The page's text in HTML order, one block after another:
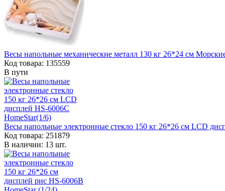
Весы напольные механические металл 130 кг 26*24 см
Код товара: 135559
В пути
Весы напольные электронные стекло 150 кг 26*26 см LCD
Код товара: 251879
В наличии: 13 шт.